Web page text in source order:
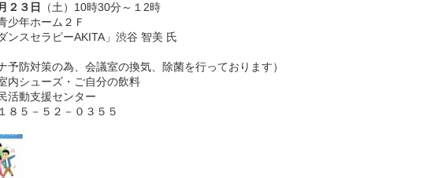
２３日
（土）10時30分～１2時
少年ホーム２Ｆ
ンスセラピーAKITA」渋谷 智美 氏
予防対策の為、会議室の換気、除菌を行っております）
内シューズ・ご自分の飲料
活動支援センター
８５－５２－０３５５